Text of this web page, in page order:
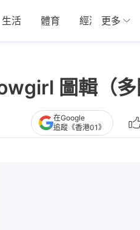
生活 體育 經濟 01深
更多
圖輯（多
在Google
追蹤《香港01》